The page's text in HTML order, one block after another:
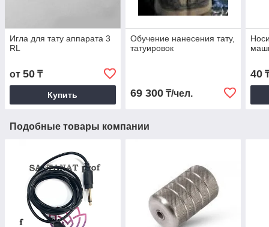
Игла для тату аппарата 3
RL
от 50 ₸
Купить
Обучение нанесения тату,
татуировок
69 300₸/чел.
40
Подобные товары компании